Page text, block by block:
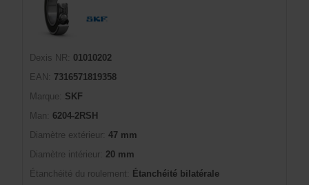
Dexis NR:
01010202
EAN:
7316571819358
Marque:
SKF
Man:
6204-2RSH
Diamètre extérieur: 47 mm
Diamètre intérieur: 20 mm
Étanchéité du roulement:
Étanchéité bilatérale